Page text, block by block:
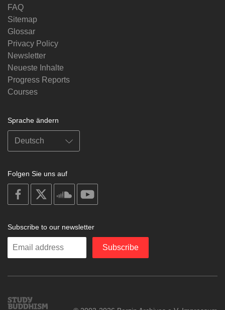
FAQ
Sitemap
Glossar
Privacy Policy
Newsletter
Neueste Inhalte
Progress Reports
Courses
Sprache ändern
Folgen Sie uns auf
on
facebook
soundcloud
Subscribe to our newsletter
Enter
Subscribe
Study